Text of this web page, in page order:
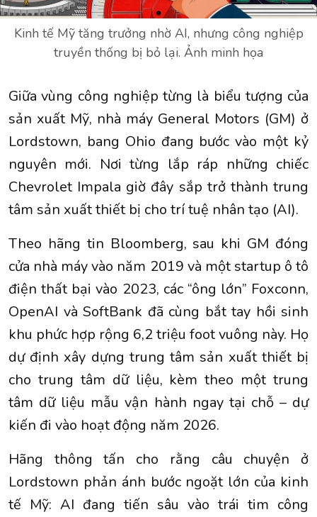
Kinh tế Mỹ tăng trưởng nhờ AI, nhưng công nghiệp
truyền thống bị bỏ lại. Ảnh minh họa
Giữa vùng công nghiệp từng là biểu tượng của
sản xuất Mỹ, nhà máy General Motors (GM) ở
Lordstown, bang Ohio đang bước vào một kỷ
nguyên mới. Nơi từng lắp ráp những chiếc
Chevrolet Impala giờ đây sắp trở thành trung
tâm sản xuất thiết bị cho trí tuệ nhân tạo (AI).
Theo hãng tin Bloomberg, sau khi GM đóng
cửa nhà máy vào năm 2019 và một startup ô tô
điện thất bại vào 2023, các “ông lớn” Foxconn,
OpenAI và SoftBank đã cùng bắt tay hồi sinh
khu phức hợp rộng 6,2 triệu foot vuông này. Họ
dự định xây dựng trung tâm sản xuất thiết bị
cho trung tâm dữ liệu, kèm theo một trung
tâm dữ liệu mẫu vận hành ngay tại chỗ – dự
kiến đi vào hoạt động năm 2026.
Hãng thông tấn cho rằng câu chuyện ở
Lordstown phản ánh bước ngoặt lớn của kinh
tế Mỹ: AI đang tiến sâu vào trái tim công